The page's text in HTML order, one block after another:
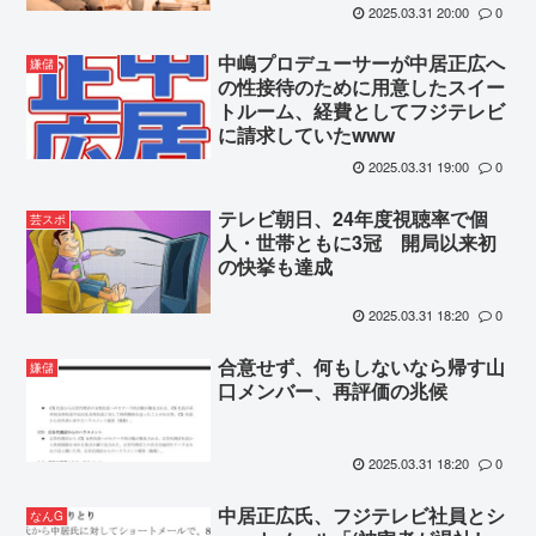
2025.03.31 20:00 0
嫌儲
中嶋プロデューサーが中居正広へ
の性接待のために用意したスイー
トルーム、経費としてフジテレビ
に請求していたwww
2025.03.31 19:00 0
芸スポ
テレビ朝日、24年度視聴率で個
人・世帯ともに3冠 開局以来初
の快挙も達成
2025.03.31 18:20 0
嫌儲
合意せず、何もしないなら帰す山
口メンバー、再評価の兆候
2025.03.31 18:20 0
なんG
中居正広氏、フジテレビ社員とシ